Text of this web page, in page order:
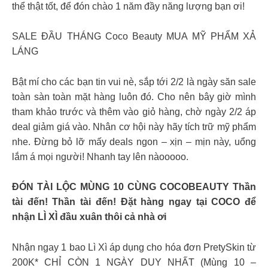
thể thật tốt, để đón chào 1 năm đầy năng lượng bạn ơi!
SALE ĐẦU THÁNG Coco Beauty MUA MỸ PHẨM XẢ
LÁNG
Bật mí cho các bạn tin vui nè, sắp tới 2/2 là ngày săn sale
toàn sàn toàn mặt hàng luôn đó. Cho nên bây giờ mình
tham khảo trước và thêm vào giỏ hàng, chờ ngày 2/2 áp
deal giảm giá vào. Nhân cơ hội này hãy tích trữ mỹ phẩm
nhe. Đừng bỏ lỡ mấy deals ngon – xịn – mịn này, uổng
lắm á mọi người! Nhanh tay lên nàooooo.
ĐÓN TÀI LỘC MÙNG 10 CÙNG COCOBEAUTY Thần
tài đến! Thần tài đến! Đặt hàng ngay tại COCO để
nhận LÌ XÌ đầu xuân thôi cả nhà ơi
Nhận ngay 1 bao Lì Xì áp dụng cho hóa đơn PretySkin từ
200K* CHỈ CÒN 1 NGÀY DUY NHẤT (Mùng 10 –